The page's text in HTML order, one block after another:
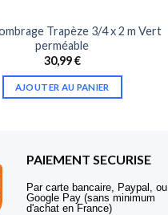
Trapèze 3/4 x 2 m Vert
perméable
30,99€
AJOUTER AU PANIER
PAIEMENT SECURISE
Par carte bancaire, Paypal, ou
Google Pay (sans minimum
d'achat en France)